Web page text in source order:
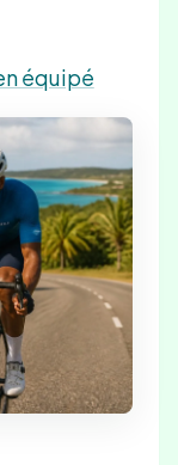
équipé